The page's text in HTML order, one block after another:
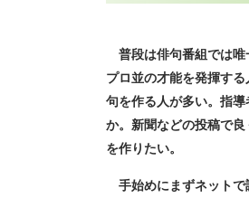
普段は俳句番組では唯
プロ並の才能を発揮す
句を作る人が多い。指
か。新聞などの投稿で
を作りたい。
手始めにまずネットで